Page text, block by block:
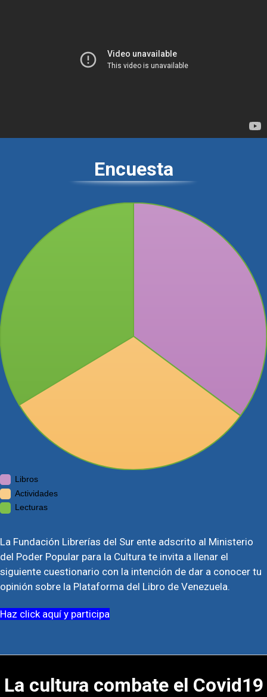
Encuesta
Libros
Actividades
Lecturas
La Fundación Librerías del Sur ente adscrito al Ministerio
del Poder Popular para la Cultura te invita a llenar el
siguiente cuestionario con la intención de dar a conocer tu
opinión sobre la Plataforma del Libro de Venezuela.
Haz click aquí y participa
La cultura combate el Covid19